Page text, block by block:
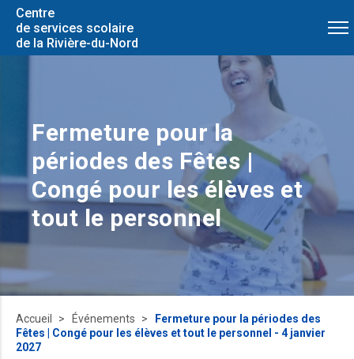
Centre
de services scolaire
de la Rivière-du-Nord
Fermeture pour la
périodes des Fêtes |
Congé pour les élèves et
tout le personnel
Accueil Événements
Fermeture pour la périodes des
Fêtes | Congé pour les élèves et tout le personnel - 4 janvier
2027